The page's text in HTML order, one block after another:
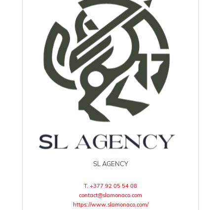
SL AGENCY
T. +377 92 05 54 08
contact@slamonaco.com
https://www.slamonaco.com/